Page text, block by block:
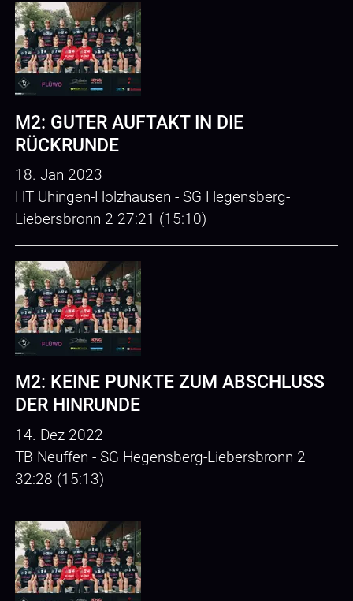
M2: GUTER AUFTAKT IN DIE
RÜCKRUNDE
18. Jan 2023
HT Uhingen-Holzhausen - SG Hegensberg-
Liebersbronn 2 27:21 (15:10)
M2: KEINE PUNKTE ZUM ABSCHLUSS
DER HINRUNDE
14. Dez 2022
TB Neuffen - SG Hegensberg-Liebersbronn 2
32:28 (15:13)